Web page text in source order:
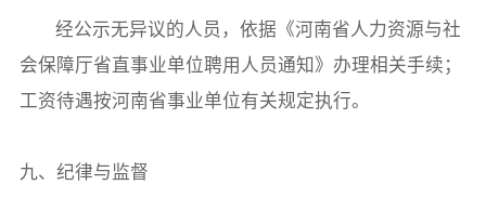
经公示无异议的人员，依据《河南省人力资源与社
会保障厅省直事业单位聘用人员通知》办理相关手续；
工资待遇按河南省事业单位有关规定执行。
九、纪律与监督